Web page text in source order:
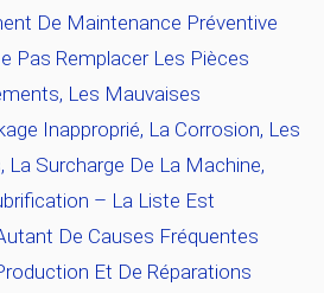
De Maintenance Préventive
Pas Remplacer Les Pièces
Les Mauvaises
Inapproprié, La Corrosion, Les
La Surcharge De La Machine,
– La Liste Est
De Causes Fréquentes
Et De Réparations